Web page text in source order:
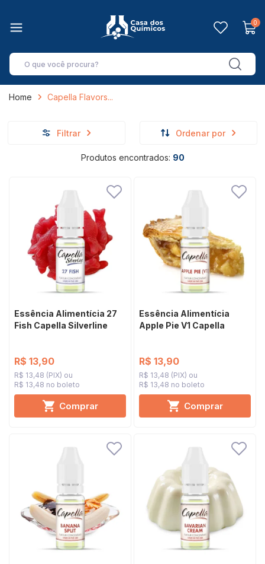
0
Home Capella Flavors
Filtrar Ordenar por
Produtos encontrados: 90
Essência Alimentícia 27
Fish Capella Silverline
R$ 13,90
R$ 13,48 (PIX)
R$ 13,48 no boleto
Comprar
Essência Alimentícia
Apple Pie V1 Capella
R$ 13,90
R$ 13,48 (PIX)
R$ 13,48 no boleto
Comprar